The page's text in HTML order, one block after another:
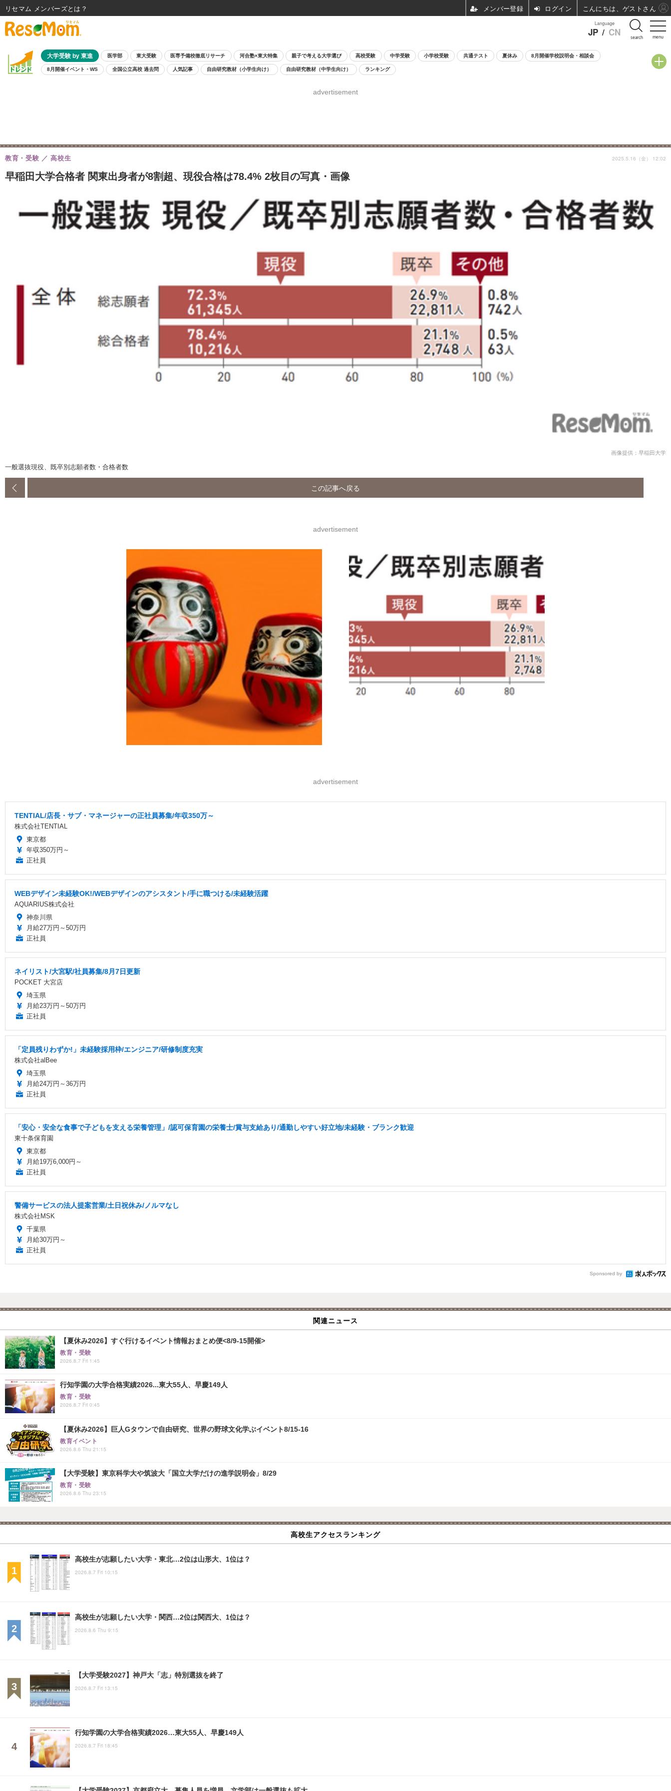
menu
Language
JP / CN search
大学受験 by 東進 医学部 東大受験 医専予備校徹底リサーチ 河合塾×東大特集 親子で考える大学選び 高校受験 中学受験 小学校受験 共通テスト 夏休み 8月開催学校説明会・相談会
8月開催イベント・WS 全国公立高校 過去問 人気記事 自由研究教材（小学生向け） 自由研究教材（中学生向け） ランキング
advertisement
早稲田大学合格者 関東出身者が8割超、現役合格は78.4% 2枚目の写真・画像
教育・受験 高校生 2025.5.16（金） 12:02
画像提供：早稲田大学
一般選抜現役、既卒別志願者数・合格者数
この記事へ戻る
advertisement
advertisement
TENTIAL/店長・サブ・マネージャーの正社員募集/年収350万～
株式会社TENTIAL
東京都
年収350万円～
正社員
WEBデザイン未経験OK!/WEBデザインのアシスタント/手に職つける/未経験活躍
AQUARIUS株式会社
神奈川県
月給27万円～50万円
正社員
ネイリスト/大宮駅/社員募集/8月7日更新
POCKET 大宮店
埼玉県
月給23万円～50万円
正社員
「定員残りわずか!」未経験採用枠/エンジニア/研修制度充実
株式会社alBee
埼玉県
月給24万円～36万円
正社員
「安心・安全な食事で子どもを支える栄養管理」/認可保育園の栄養士/賞与支給あり/通勤しやすい好立地/未経験・ブランク歓迎
東十条保育園
東京都
月給19万6,000円～
正社員
警備サービスの法人提案営業/土日祝休み/ノルマなし
株式会社MSK
千葉県
月給30万円～
正社員
Sponsored by
関連ニュース
【夏休み2026】すぐ行けるイベント情報おまとめ便<8/9-15開催>
教育・受験
2026.8.7 Fri 1:45
行知学園の大学合格実績2026...東大55人、早慶149人
教育・受験
2026.8.7 Fri 0:45
【夏休み2026】巨人Gタウンで自由研究、世界の野球文化学ぶイベント8/15-16
教育イベント
2026.8.6 Thu 21:15
【大学受験】東京科学大や筑波大「国立大学だけの進学説明会」8/29
教育・受験
2026.8.6 Thu 23:15
高校生アクセスランキング
高校生が志願したい大学・東北…2位は山形大、1位は？
2026.8.7 Fri 10:15
高校生が志願したい大学・関西…2位は関西大、1位は？
2026.8.6 Thu 9:15
【大学受験2027】神戸大「志」特別選抜を終了
2026.8.7 Fri 13:15
行知学園の大学合格実績2026…東大55人、早慶149人
2026.8.7 Fri 18:45
リセマム メンバーズ ログイン こんにちは、ゲストさん